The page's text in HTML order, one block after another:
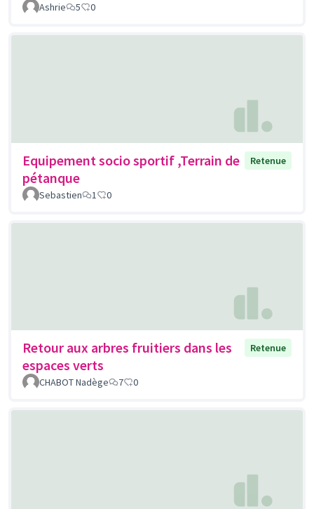
Ashrie 5 0
Equipement socio sportif ,Terrain de
pétanque
Retenue
Sebastien 1 0
Retour aux arbres fruitiers dans les
espaces verts
Retenue
CHABOT Nadège 7 0